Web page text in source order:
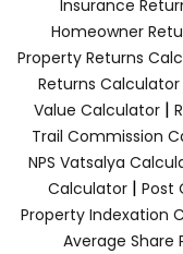
Insurance
Homeowner
Property Returns
Returns Calculator
Value Calculator |
Trail Commission
NPS Vatsalya
Calculator| Post
Property Indexation
Average Share